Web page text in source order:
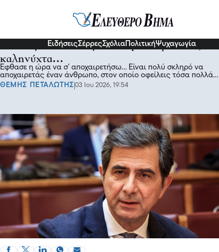
ΕιδήσειςΣέρρεςΣχόλια ΠολιτικήΨυχαγωγία
Κώστας Γκιουλέκας: Λευτέρη Κογκαλίδη,
καληνύχτα…
Έφθασε η ώρα να σ’ αποχαιρετήσω… Είναι πολύ σκληρό να
αποχαιρετάς έναν άνθρωπο, στον οποίο οφείλεις τόσα πολλά…
ΘΕΜΗΣ ΠΕΤΑΛΩΤΗΣ 03 Ιου 2026, 19:54